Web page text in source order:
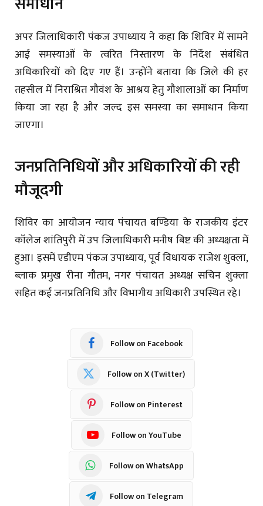
अपर जिलाधिकारी पंकज उपाध्याय ने कहा कि शिविर में सामने
आई समस्याओं के त्वरित निस्तारण के निर्देश संबंधित
अधिकारियों को दिए गए हैं। उन्होंने बताया कि जिले की हर
तहसील में निराश्रित गौवंश के आश्रय हेतु गौशालाओं का निर्माण
किया जा रहा है और जल्द इस समस्या का समाधान किया
जाएगा।
जनप्रतिनिधियों और अधिकारियों की रही
मौजूदगी
शिविर का आयोजन न्याय पंचायत बण्डिया के राजकीय इंटर
कॉलेज शांतिपुरी में उप जिलाधिकारी मनीष बिष्ट की अध्यक्षता में
हुआ। इसमें एडीएम पंकज उपाध्याय, पूर्व विधायक राजेश शुक्ला,
ब्लाक प्रमुख रीना गौतम, नगर पंचायत अध्यक्ष सचिन शुक्ला
सहित कई जनप्रतिनिधि और विभागीय अधिकारी उपस्थित रहे।
Follow on Facebook
Follow on X (Twitter)
Follow on Pinterest
Follow on YouTube
Follow on WhatsApp
Follow on Telegram